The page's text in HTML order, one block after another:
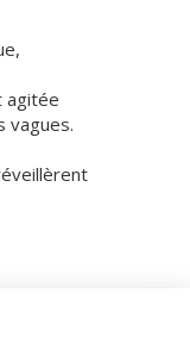
agitée
vagues.